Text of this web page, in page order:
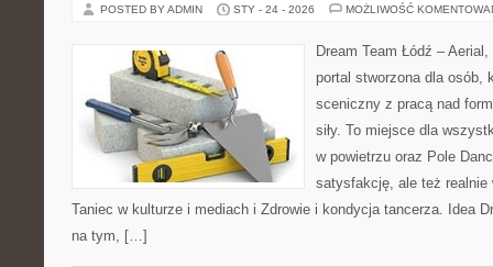
POSTED BY ADMIN STY - 24 - 2026 MOŻLIWOŚĆ
Dream Team Łódź –
portal stworzona dla osób,
sceniczny z pracą nad
siły. To miejsce dla
w powietrzu oraz Pole
satysfakcję, ale też realnie
Taniec w kulturze i mediach i Zdrowie i kondycja tancerza. Idea
na tym, […]